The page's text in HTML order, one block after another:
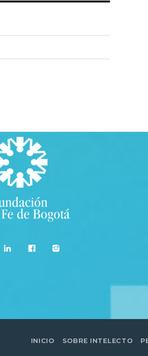
INICIO SOBRE INTELECTO